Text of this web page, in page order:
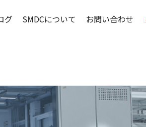
グ SMDCについて お問い合わせ